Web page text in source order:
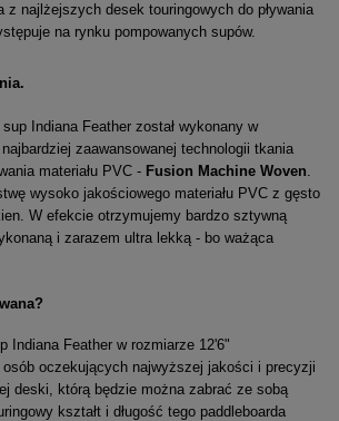
z najlżejszych desek touringowych do pływania
na rynku pompowanych supów.
Indiana Feather został wykonany w
zaawansowanej technologii tkania
materiału PVC - Fusion Machine Woven
wysoko jakościowego materiału PVC z gęsto
W efekcie otrzymujemy bardzo sztywną
i zarazem ultra lekką - bo ważąca
Indiana Feather w rozmiarze 12'6"
oczekujących najwyższej jakości i precyzji
deski, którą będzie można zabrać ze sobą
kształt i długość tego paddleboarda